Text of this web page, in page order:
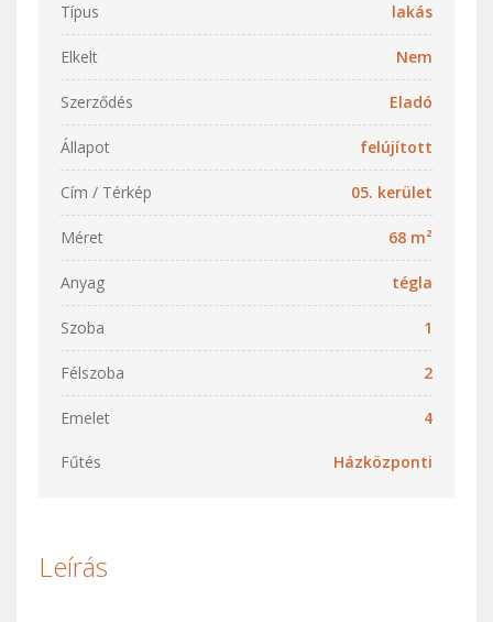
Típus lakás
Elkelt Nem
Szerződés Eladó
Állapot felújított
Cím / Térkép 05. kerület
Méret 68 m²
Anyag tégla
Szoba 1
Félszoba 2
Emelet 4
Fűtés Házközponti
Leírás